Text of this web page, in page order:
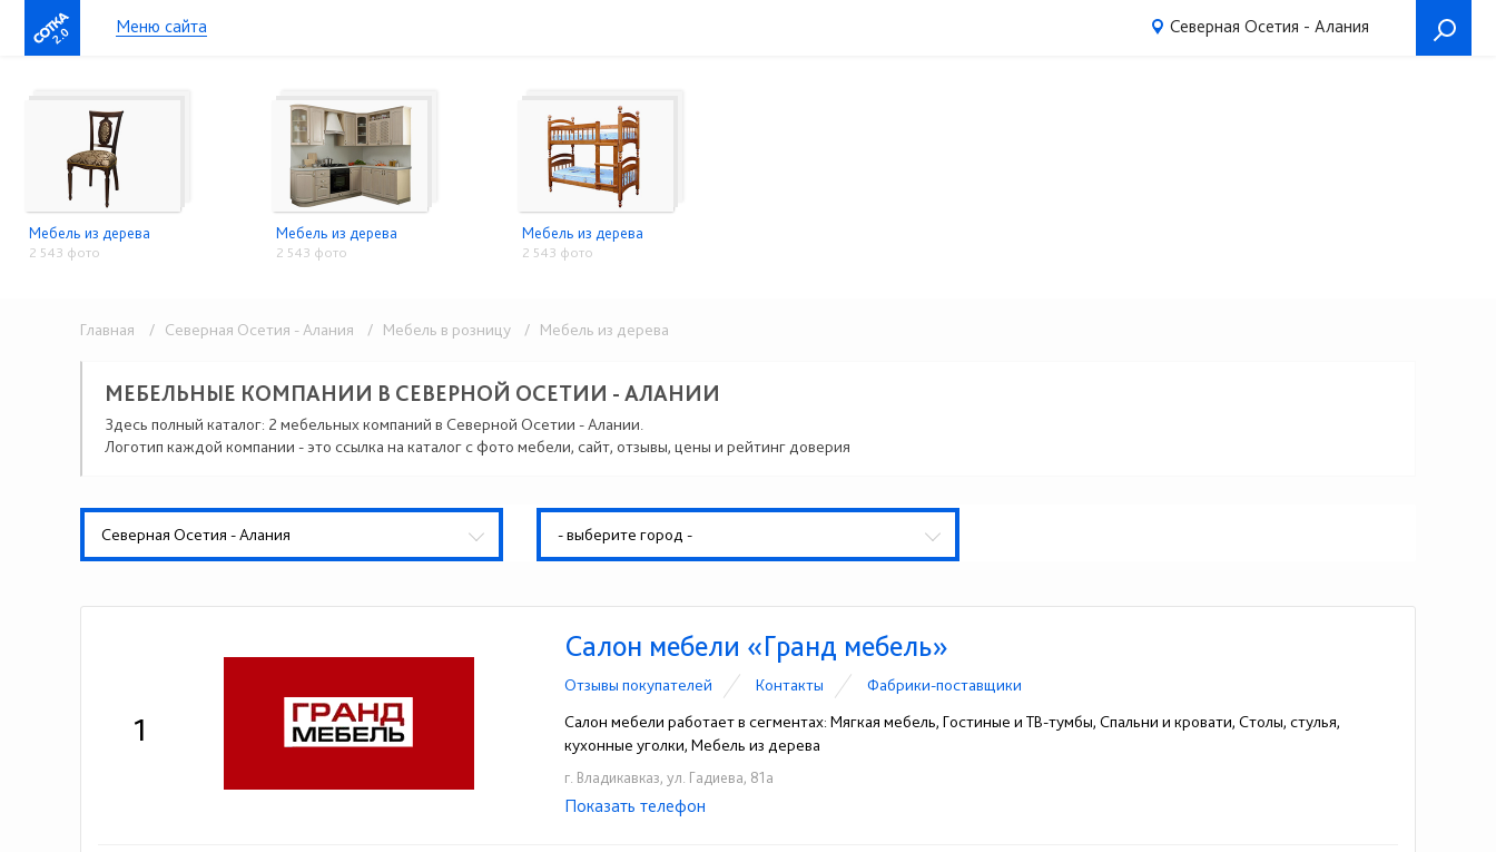
2.0 Меню сайта Северная Осетия - Алания
Мебель из дерева
2 543 фото
Мебель из дерева
2 543 фото
Мебель из дерева
2 543 фото
Главная / Северная Осетия - Алания / Мебель в розницу / Мебель из дерева
МЕБЕЛЬНЫЕ КОМПАНИИ В СЕВЕРНОЙ ОСЕТИИ - АЛАНИИ
Здесь полный каталог: 2 мебельных компаний в Северной Осетии - Алании.
Логотип каждой компании - это ссылка на каталог с фото мебели, сайт, отзывы, цены и рейтинг доверия
Северная Осетия - Алания - выберите город -
1
Салон мебели «Гранд мебель»
Отзывы покупателей Контакты
Фабрики-поставщики
Салон мебели работает в сегментах: Мягкая мебель, Гостиные и ТВ-тумбы, Спальни и кровати, Столы, стулья,
кухонные уголки, Мебель из дерева
г. Владикавказ, ул. Гадиева, 81а
☎+7 (928) 066-99-77
Показать телефон